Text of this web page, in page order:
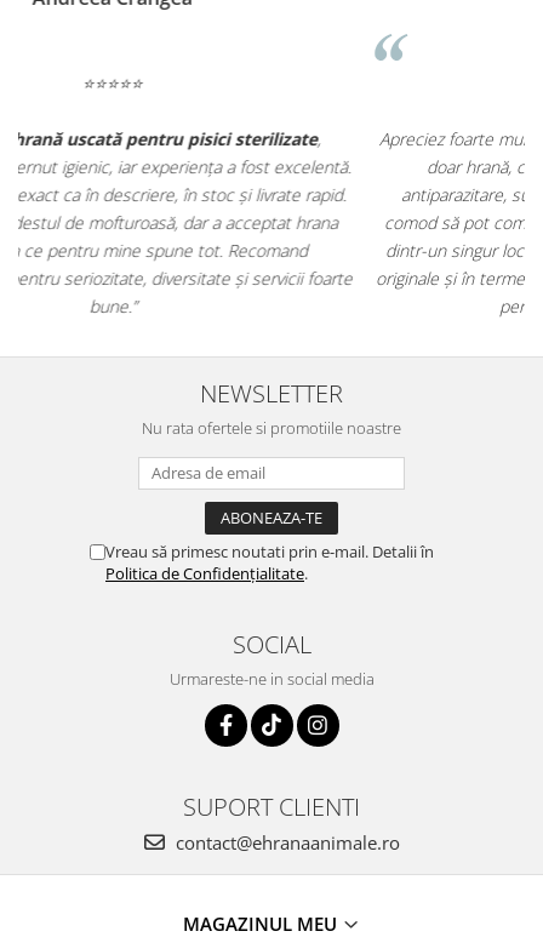
Apreciez foarte mult faptul că peehranaanimale.rogăsesc nu
doar hrană, ci și produse dinfarmacia veterinară:
antiparazitare, suplimente și soluții de îngrijire. Este foarte
comod să pot comanda tot ce am nevoie pentru animalul meu
dintr-un singur loc. Livrarea a fost rapidă, iar produsele au fost
originale și în termen. Magazin serios, bine organizat și foarte util
NEWSLETTER
Nu rata ofertele si promotiile noastre
Vreau să primesc noutati prin e-mail. Detalii în
Politica de Confidențialitate.
SOCIAL
Urmareste-ne in social media
SUPORT CLIENTI
contact@ehranaanimale.ro
MAGAZINUL MEU